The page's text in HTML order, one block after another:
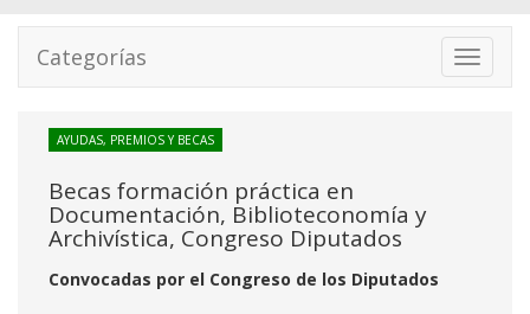
Toggle
Categorías
AYUDAS, PREMIOS Y BECAS
Becas formación práctica en
Documentación, Biblioteconomía y
Archivística, Congreso Diputados
Convocadas por el Congreso de los Diputados